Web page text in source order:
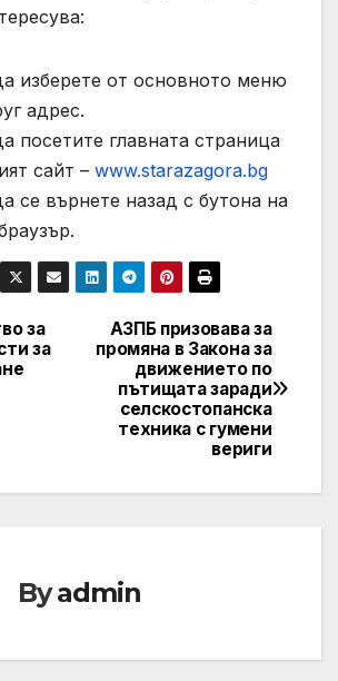
изберете от основното меню
адрес.
посетите главната страница
сайт – www.starazagora.bg
се върнете назад с бутона на
АЗПБ призовава за
промяна в Закона за
движението по
пътищата заради
селскостопанска
техника с гумени
вериги
за
за
Byadmin